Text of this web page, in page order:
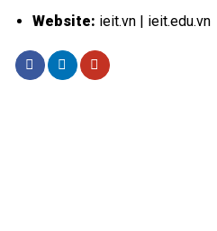
Website: ieit.vn | ieit.edu.vn